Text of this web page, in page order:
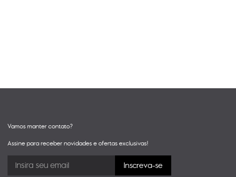
Vamos manter contato?
Assine para receber novidades e ofertas exclusivas!